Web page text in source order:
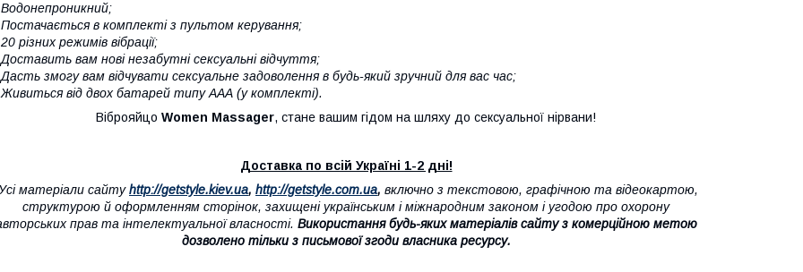
в комплекті з пультом керування;
різних режимів вібрації;
вам нові незабутні сексуальні відчуття;
змогу вам відчувати сексуальне задоволення в будь-який зручний для вас час;
від двох батарей типу ААА (у комплекті).
Віброяйцо Women Massager, стане вашим гідом на шляху до сексуальної нірвани!
Доставка по всій Україні 1-2 дні!
матеріали сайтуhttp://getstyle.kiev.ua, http://getstyle.com.ua, включно з текстовою, графічною та відеокартою,
структурою й оформленням сторінок, захищені українським і міжнародним законом і угодою про охорону
прав та інтелектуальної власності. Використання будь-яких матеріалів сайту з комерційною метою
дозволено тільки з письмової згоди власника ресурсу.